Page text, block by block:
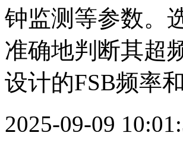
钟监测等参数。
准确地判断其超
设计的FSB频率
2025-09-09